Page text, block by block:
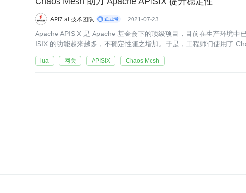
API7.ai 技术团队 2021-07-23
Apache APISIX 是 Apache 基金会下的顶级项目，目前在生产环境
ISIX 的功能越来越多，不确定性随之增加。于是，工程师们使用了
lua 网关 APISIX Chaos Mesh